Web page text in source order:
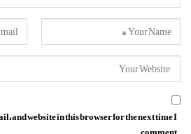
and website in this browser for the next time I